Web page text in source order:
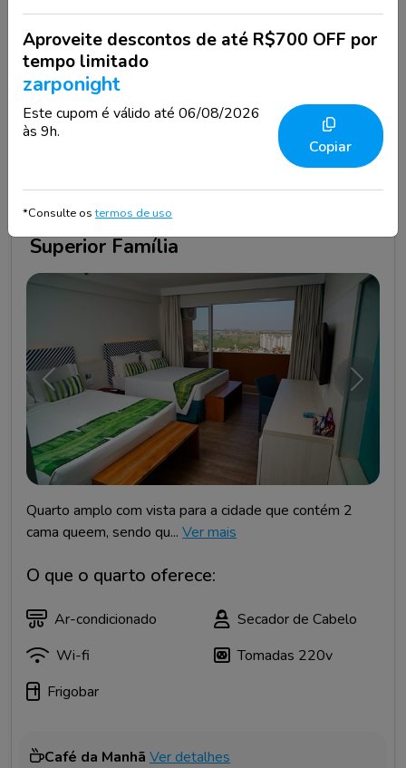
todas as idades
Política de Cancelamento do Quarto:
GratuitoVer regras
R$ 1.629,10 Selecionar
Até 12x no cartão
Taxas e impostos incluídos
Superior Família
Anterior
Quarto amplo com vista para a cidade que contém 2
cama queem, sendo qu... Ver mais
O que o quarto oferece:
Ar-condicionado
Secador de Cabelo
Wi-fi
Tomadas 220v
Frigobar
Café da Manhã Ver detalhes
Aproveite descontos de até R$700 OFF por
tempo limitado
zarponight
Este cupom é válido até 06/08/2026
às 9h.
Copiar
*Consulte ostermos de uso